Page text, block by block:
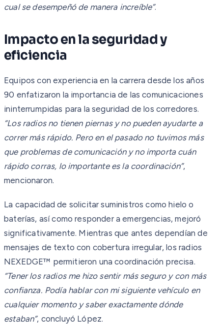
cual se desempeñó de manera increíble”.
Impacto en la seguridad y
eficiencia
Equipos con experiencia en la carrera desde los años
90 enfatizaron la importancia de las comunicaciones
ininterrumpidas para la seguridad de los corredores.
“Los radios no tienen piernas y no pueden ayudarte a
correr más rápido. Pero en el pasado no tuvimos más
que problemas de comunicación y no importa cuán
rápido corras, lo importante es la coordinación”,
mencionaron.
La capacidad de solicitar suministros como hielo o
baterías, así como responder a emergencias, mejoró
significativamente. Mientras que antes dependían de
mensajes de texto con cobertura irregular, los radios
NEXEDGE™ permitieron una coordinación precisa.
“Tener los radios me hizo sentir más seguro y con más
confianza. Podía hablar con mi siguiente vehículo en
cualquier momento y saber exactamente dónde
estaban”, concluyó López.